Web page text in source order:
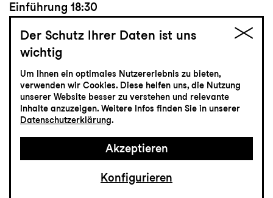
Einführung 18:30
CHF 65-115
Musiktheater
24.4Samstag
Der Schutz Ihrer Daten ist uns
wichtig
Um Ihnen ein optimales Nutzererlebnis zu bieten,
verwenden wir Cookies. Diese helfen uns, die Nutzung
unserer Website besser zu verstehen und relevante
Inhalte anzuzeigen. Weitere Infos finden Sie in unserer
Datenschutzerklärung.
Akzeptieren
Konfigurieren